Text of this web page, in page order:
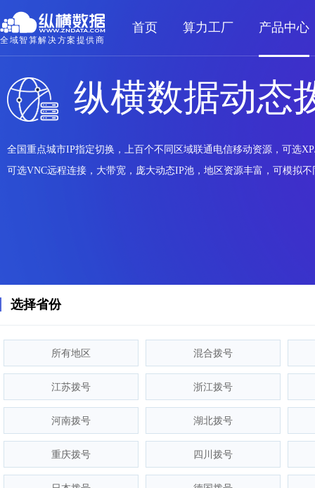
全域智算解决方案提供商
首页 算力工厂 产品中心
纵横数据动态
全国重点城市IP指定切换，上百个不同区域联通电信移动资源，可选
可选VNC远程连接，大带宽，庞大动态IP池，地区资源丰富，可模拟
选择省份
所有地区 混合拨号
江苏拨号 浙江拨号
河南拨号 湖北拨号
重庆拨号 四川拨号